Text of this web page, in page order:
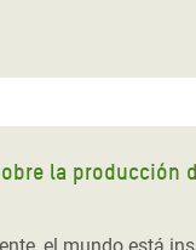
la producción